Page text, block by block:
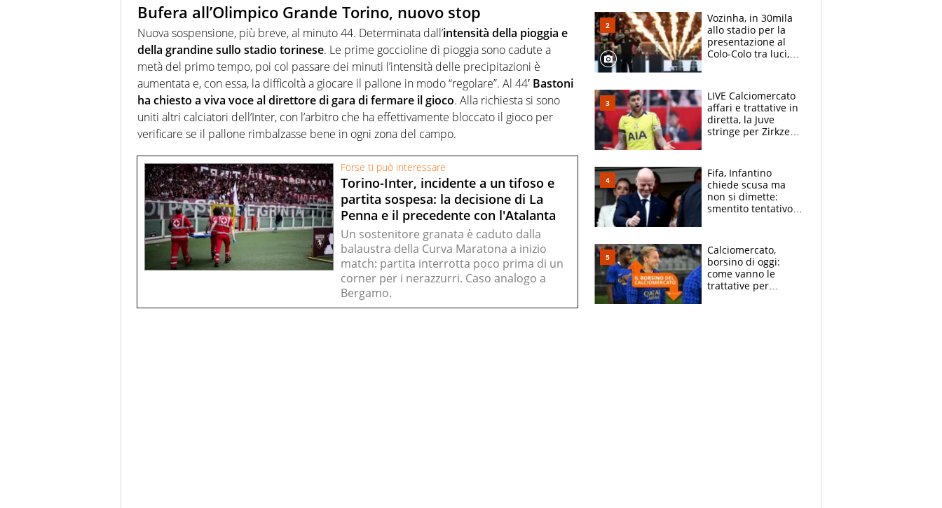
Bufera all’Olimpico Grande Torino, nuovo stop
Nuova sospensione, più breve, al minuto 44. Determinata dall’intensità della pioggia e
della grandine sullo stadio torinese. Le prime goccioline di pioggia sono cadute a
metà del primo tempo, poi col passare dei minuti l’intensità delle precipitazioni è
aumentata e, con essa, la difficoltà a giocare il pallone in modo “regolare”. Al 44′ Bastoni
ha chiesto a viva voce al direttore di gara di fermare il gioco. Alla richiesta si sono
uniti altri calciatori dell’Inter, con l’arbitro che ha effettivamente bloccato il gioco per
verificare se il pallone rimbalzasse bene in ogni zona del campo.
Forse ti può interessare
Torino-Inter, incidente a un tifoso e
partita sospesa: la decisione di La
Penna e il precedente con l'Atalanta
Un sostenitore granata è caduto dalla
balaustra della Curva Maratona a inizio
match: partita interrotta poco prima di un
corner per i nerazzurri. Caso analogo a
Bergamo.
Vozinha, in 30mila
allo stadio per la
presentazione al
Colo-Colo tra luci,
LIVE Calciomercato
affari e trattative in
diretta, la Juve
stringe per Zirkzee,
Napoli-Lukaku
Fifa, Infantino
chiede scusa ma
non si dimette:
smentito tentativo di
Calciomercato,
borsino di oggi:
come vanno le
trattative per